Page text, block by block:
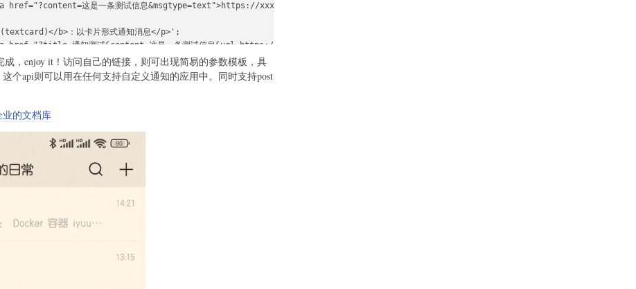
href="?content=这是一条测试信息&msgtype=text">https://xxx.xxx.xxx/?content=这是一条测试信息&msgtype=text</a></p>';
b>：以卡片形式通知消息</p>';
href="?title=通知测试&content=这是一条测试信息&url=https://www.mr-mao.cn&msgtype=textcard">https://xxx.xxx.xxx/?title=通知测试
b>：以图文形式通知消息</p>';
href="?title=通知测试&content=这是一条测试信息&picurl=https://www.mr-mao.cn/usr/logo.png&url=https://api.mr-mao.cn/60s/pic/
b>：以富文本图文形式通知消息</p>';
a></p>';
8");
业 ID
里填写你刚创建的应用 secret
，enjoy it！访问自己的链接，则可出现简易的参数模板，具
个api则可以用在任何支持自定义通知的应用中。同时支持post
的文档库